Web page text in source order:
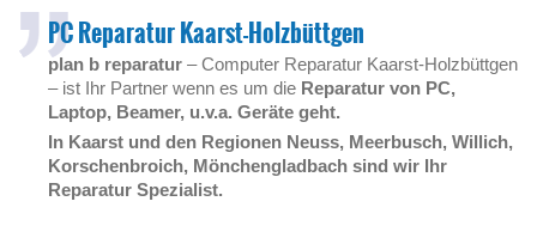
PC Reparatur Kaarst-Holzbüttgen
plan b reparatur – Computer Reparatur Kaarst-Holzbüttgen
– ist Ihr Partner wenn es um die Reparatur von PC,
Laptop, Beamer, u.v.a. Geräte geht.
In Kaarst und den Regionen Neuss, Meerbusch, Willich,
Korschenbroich, Mönchengladbach sind wir Ihr
Reparatur Spezialist.